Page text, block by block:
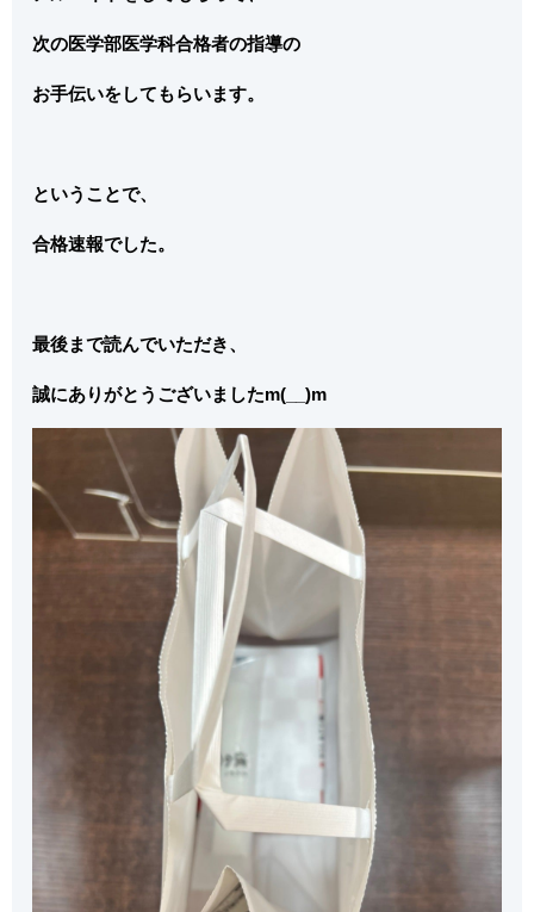
次の医学部医学科合格者の指導の
お手伝いをしてもらいます。
ということで、
合格速報でした。
最後まで読んでいただき、
誠にありがとうございましたm(__)m